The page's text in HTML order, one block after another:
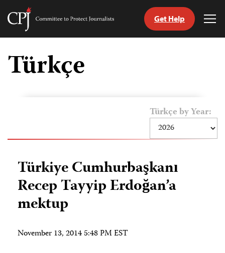
Skip
content
Committee
Get Help
Türkçe
Türkçe by Year:
Türkiye Cumhurbaşkanı
Recep Tayyip Erdoğan’a
mektup
November 13, 2014 5:48 PM EST